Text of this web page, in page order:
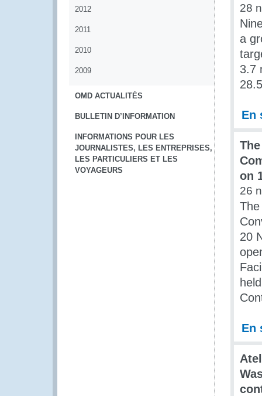
2012
2011
2010
2009
OMD ACTUALITÉS
BULLETIN D’INFORMATION
INFORMATIONS POUR LES
JOURNALISTES, LES ENTREPRISES,
LES PARTICULIERS ET LES
VOYAGEURS
28
a
3.7
En
on
26
20
En